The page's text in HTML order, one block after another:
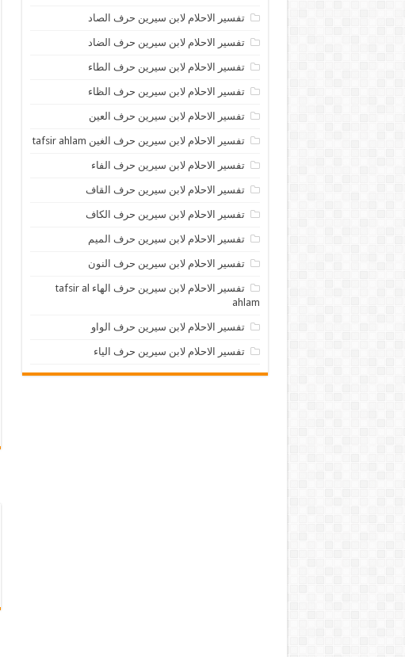
تفسير الاحلام لابن سيرين حرف الصاد
تفسير الاحلام لابن سيرين حرف الضاد
تفسير الاحلام لابن سيرين حرف الطاء
تفسير الاحلام لابن سيرين حرف الظاء
تفسير الاحلام لابن سيرين حرف العين
تفسير الاحلام لابن سيرين حرف الغين tafsir ahlam
تفسير الاحلام لابن سيرين حرف الفاء
تفسير الاحلام لابن سيرين حرف القاف
تفسير الاحلام لابن سيرين حرف الكاف
تفسير الاحلام لابن سيرين حرف الميم
تفسير الاحلام لابن سيرين حرف النون
تفسير الاحلام لابن سيرين حرف الهاء tafsir al
ahlam
تفسير الاحلام لابن سيرين حرف الواو
تفسير الاحلام لابن سيرين حرف الياء